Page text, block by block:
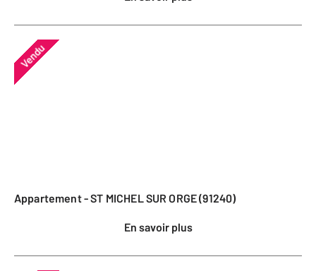
Vendu
Appartement - ST MICHEL SUR ORGE (91240)
En savoir plus